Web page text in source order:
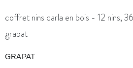
coffret nins carla en bois - 12 nins,
grapat
GRAPAT